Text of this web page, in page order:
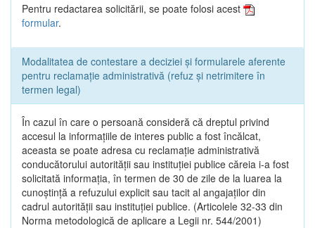
Pentru redactarea solicitării, se poate folosi acest
formular.
Modalitatea de contestare a deciziei și formularele aferente
pentru reclamație administrativă (refuz și netrimitere în
termen legal)
În cazul în care o persoană consideră că dreptul privind
accesul la informaţiile de interes public a fost încălcat,
aceasta se poate adresa cu reclamaţie administrativă
conducătorului autorităţii sau instituţiei publice căreia i-a fost
solicitată informaţia, în termen de 30 de zile de la luarea la
cunoştinţă a refuzului explicit sau tacit al angajaţilor din
cadrul autorităţii sau instituţiei publice. (Articolele 32-33 din
Norma metodologică de aplicare a Legii nr. 544/2001)